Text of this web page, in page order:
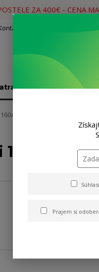
ZA 400€ - CENA
Rošty
160x200cm
Prajem si